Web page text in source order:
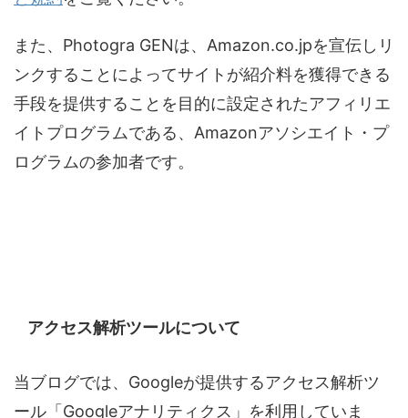
また、Photogra GENは、Amazon.co.jpを宣伝しリ
ンクすることによってサイトが紹介料を獲得できる
手段を提供することを目的に設定されたアフィリエ
イトプログラムである、Amazonアソシエイト・プ
ログラムの参加者です。
アクセス解析ツールについて
当ブログでは、Googleが提供するアクセス解析ツ
ール「Googleアナリティクス」を利用していま